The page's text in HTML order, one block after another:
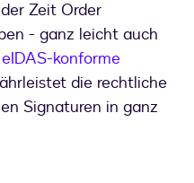
Zeit Order
- ganz leicht auch
konforme
die rechtliche
Signaturen in ganz